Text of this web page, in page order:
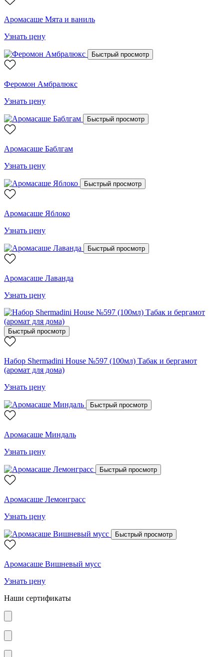
Аромасаше Мята и ваниль
Узнать цену
Быстрый просмотр
Феромон Амбралюкс
Узнать цену
Быстрый просмотр
Аромасаше Баблгам
Узнать цену
Быстрый просмотр
Аромасаше Яблоко
Узнать цену
Быстрый просмотр
Аромасаше Лаванда
Узнать цену
Быстрый просмотр
Набор Shermadini House №597 (100мл) Табак и бергамот
(аромат для дома)
Узнать цену
Быстрый просмотр
Аромасаше Миндаль
Узнать цену
Быстрый просмотр
Аромасаше Лемонграсс
Узнать цену
Быстрый просмотр
Аромасаше Вишневый мусс
Узнать цену
Наши сертификаты